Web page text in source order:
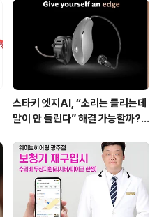
비스 실시
스타키 엣지AI, “소리는 들리는데
말이 안 들린다” 해결 가능할까?!